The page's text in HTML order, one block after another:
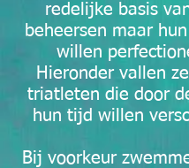
redelijke basis
beheersen maar
willen
Hieronder vallen
triatleten die door
hun tijd willen
Bij voorkeur